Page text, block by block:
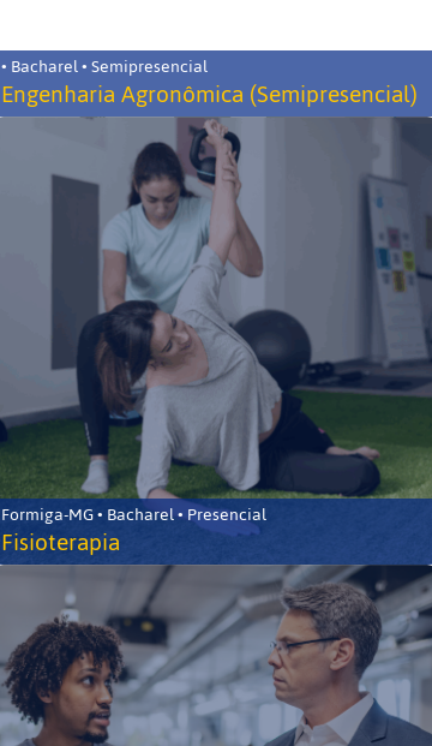
• Bacharel • Semipresencial
Engenharia Agronômica (Semipresencial)
Formiga-MG • Bacharel • Presencial
Fisioterapia